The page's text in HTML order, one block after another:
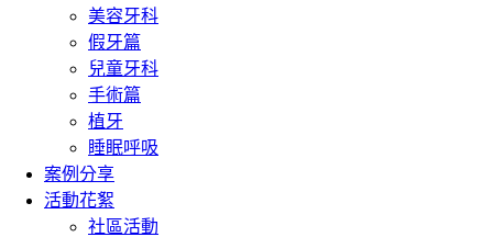
美容牙科
假牙篇
兒童牙科
手術篇
植牙
睡眠呼吸
案例分享
活動花絮
社區活動